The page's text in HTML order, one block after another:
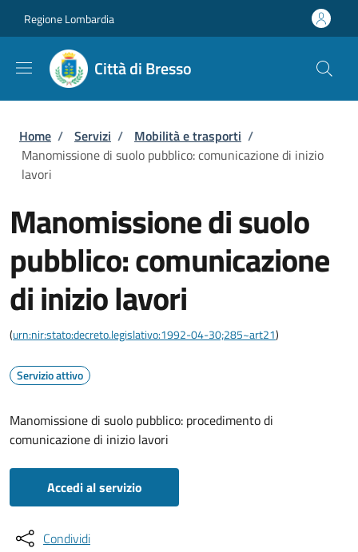
Regione Lombardia
Città di Bresso
Briciole di pane
Home / Servizi / Mobilità e trasporti /
Manomissione di suolo pubblico: comunicazione di inizio
lavori
Manomissione di suolo
pubblico: comunicazione
di inizio lavori
(urn:nir:stato:decreto.legislativo:1992-04-30;285~art21)
Servizio attivo
Manomissione di suolo pubblico: procedimento di
comunicazione di inizio lavori
Accedi al servizio
Condividi